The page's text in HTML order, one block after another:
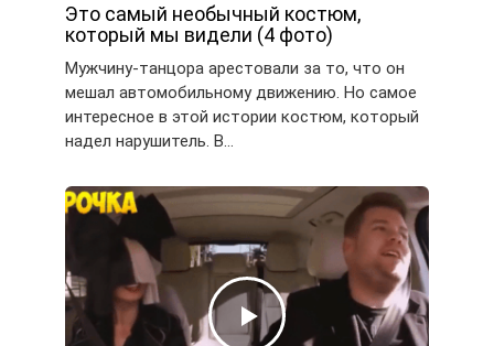
Это самый необычный костюм,
который мы видели (4 фото)
Мужчину-танцора арестовали за то, что он
мешал автомобильному движению. Но самое
интересное в этой истории костюм, который
надел нарушитель. В…